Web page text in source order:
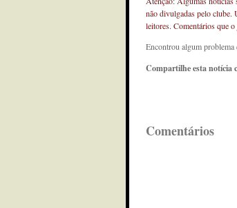
não divulgadas pelo clube.
leitores. Comentários que
Encontrou algum
Compartilhe esta notícia
Comentários